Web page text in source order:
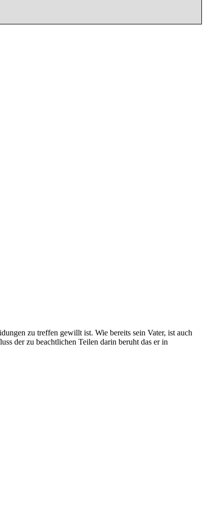
zu treffen gewillt ist. Wie bereits sein Vater, ist auch
der zu beachtlichen Teilen darin beruht das er in